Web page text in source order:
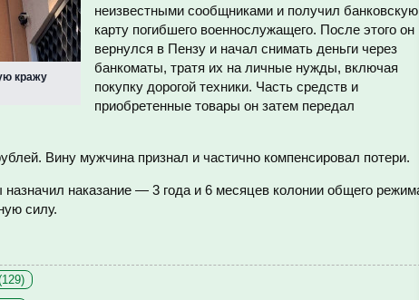
кражу
неизвестными сообщниками и получил банковскую
карту погибшего военнослужащего. После этого он
вернулся в Пензу и начал снимать деньги через
банкоматы, тратя их на личные нужды, включая
покупку дорогой техники. Часть средств и
приобретенные товары он затем передал
Вину мужчина признал и частично компенсировал потери.
наказание — 3 года и 6 месяцев колонии общего
силу.